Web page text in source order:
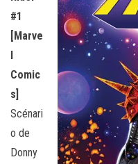
#1
[Marve
l
Comic
s]
Scénari
o de
Donny